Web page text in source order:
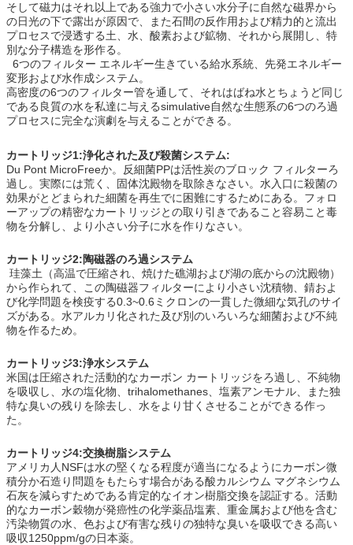
そして磁力はそれ以上である強力で小さい水分子に自然な磁界から
の日光の下で露出が原因で、また石間の反作用および精力的と流出
プロセスで浸透する土、水、酸素および鉱物、それから展開し、特
別な分子構造を形作る。
6つのフィルター エネルギー生きている給水系統、先発エネルギー
変形および水作成システム。
高密度の6つのフィルター管を通して、それはばね水とちょうど同じ
である良質の水を私達に与えるsimulative自然な生態系の6つのろ過
プロセスに完全な演劇を与えることができる。
カートリッジ1:浄化された及び殺菌システム:
Du Pont MicroFreeか。反細菌PPは活性炭のブロック フィルターろ
過し。実際には荒く、固体沈殿物を取除きなさい。水入口に殺菌の
効果がとどまられた細菌を再生でに困難にするためにある。フォロ
ーアップの精密なカートリッジとの取り引きであること容易こと毒
物を分解し、より小さい分子に水を作りなさい。
カートリッジ2:陶磁器のろ過システム
珪藻土（高温で圧縮され、焼けた礁湖および湖の底からの沈殿物）
から作られて、この陶磁器フィルターにより小さい沈積物、錆およ
び化学問題を検疫する0.3~0.6ミクロンの一貫した微細な気孔のサイ
ズがある。水アルカリ化された及び別のいろいろな細菌および不純
物を作るため。
カートリッジ3:浄水システム
米国は圧縮された活動的なカーボン カートリッジをろ過し、不純物
を吸収し、水の塩化物、trihalomethanes、塩素アンモナル、また独
特な臭いの残りを除去し、水をより甘くさせることができる作っ
た。
カートリッジ4:交換樹脂システム
アメリカ人NSFは水の堅くなる程度が適当になるようにカーボン微
積分か石造り問題をもたらす場合がある酸カルシウム マグネシウム
石灰を減らすためである肯定的なイオン樹脂交換を認証する。活動
的なカーボン穀物が発癌性の化学薬品塩素、重金属および他を含む
汚染物質の水、色および有害な残りの独特な臭いを吸収できる高い
吸収1250ppm/gの日本薬。